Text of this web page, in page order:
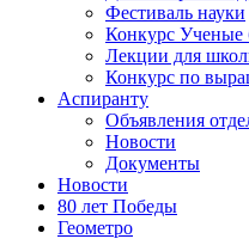
Фестиваль науки
Конкурс Ученые
Лекции для
Конкурс по
Аспиранту
Объявления
Новости
Документы
Новости
80 лет Победы
Геометро